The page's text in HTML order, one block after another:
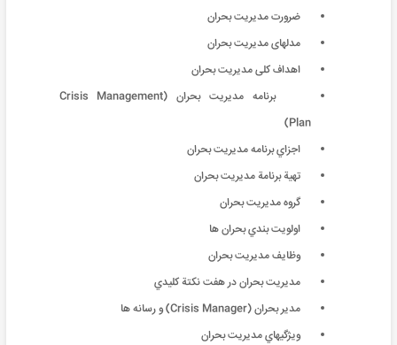
ضرورت مدیریت بحران
مدلهای مدیریت بحران
اهداف کلی مدیریت بحران
برنامه مديريت بحران (Crisis Management
Plan)
اجزاي برنامه مديريت بحران
تهية برنامة‌ مديريت بحران
گروه مديريت بحران
اولويت بندي بحران ها
وظايف مديريت بحران
مديريت بحران در هفت نكتة‌ كليدي
مدير بحران (Crisis Manager) و رسانه ها
ویژگیهاي مدیریت بحران